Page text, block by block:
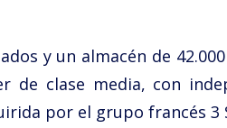
y un almacén de
clase media, con
por el grupo francés